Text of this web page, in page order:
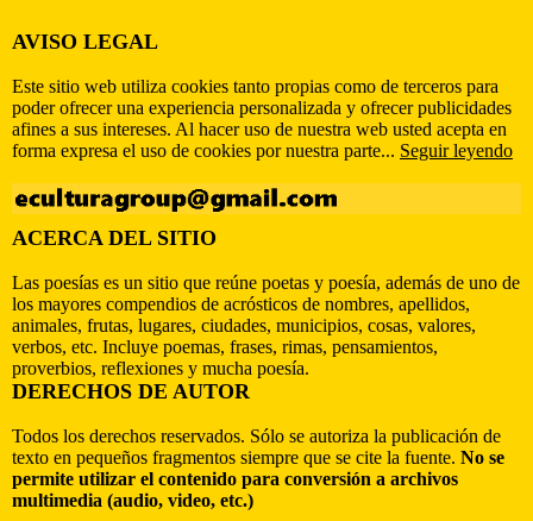
AVISO LEGAL
Este sitio web utiliza cookies tanto propias como de terceros para
poder ofrecer una experiencia personalizada y ofrecer publicidades
afines a sus intereses. Al hacer uso de nuestra web usted acepta en
forma expresa el uso de cookies por nuestra parte... Seguir leyendo
ACERCA DEL SITIO
Las poesías es un sitio que reúne poetas y poesía, además de uno de
los mayores compendios de acrósticos de nombres, apellidos,
animales, frutas, lugares, ciudades, municipios, cosas, valores,
verbos, etc. Incluye poemas, frases, rimas, pensamientos,
proverbios, reflexiones y mucha poesía.
DERECHOS DE AUTOR
Todos los derechos reservados. Sólo se autoriza la publicación de
texto en pequeños fragmentos siempre que se cite la fuente. No se
permite utilizar el contenido para conversión a archivos
multimedia (audio, video, etc.)